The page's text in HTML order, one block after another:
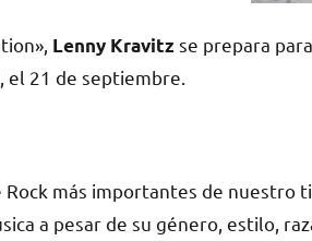
Lenny Kravitz se prepara
el 21 de septiembre.
más importantes de nuestro
a pesar de su género, estilo,